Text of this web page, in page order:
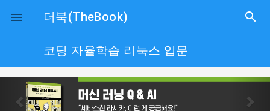
close
 더북(TheBook) search
코딩 자율학습 리눅스 입문
p
r
n
e